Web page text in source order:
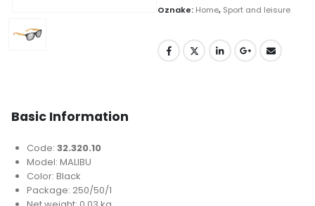
Oznake: Home, Sport and leisure
Basic Information
Code:32.320.10
Model: MALIBU
Color: Black
Package: 250/50/1